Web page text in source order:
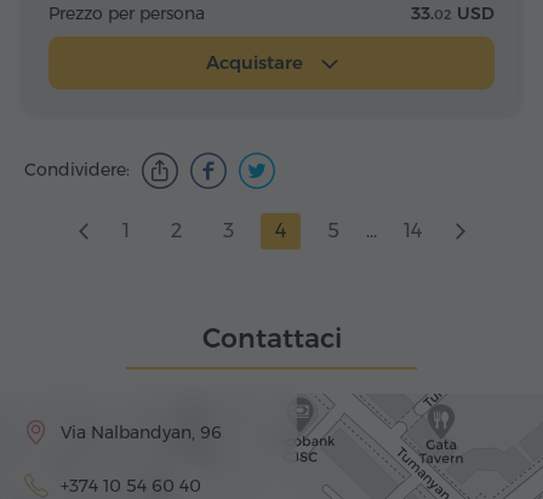
Prezzo per persona 33.02 USD
Acquistare
Condividere:
1 2 3 4 5 ... 14
Contattaci
Via Nalbandyan, 96
+374 10 54 60 40